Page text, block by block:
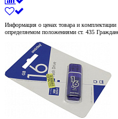
Информация о ценах товара и комплектации
определяемом положениями ст. 435